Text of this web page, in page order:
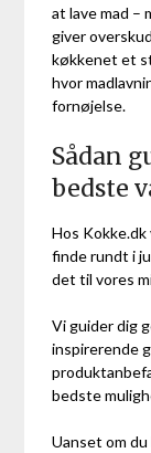
at lave mad –
giver
køkkenet et
hvor
fornøjelse.
Sådan
bedste
Hos
finde rundt i
det til vores
Vi guider dig
inspirerende
bedste
Uanset om